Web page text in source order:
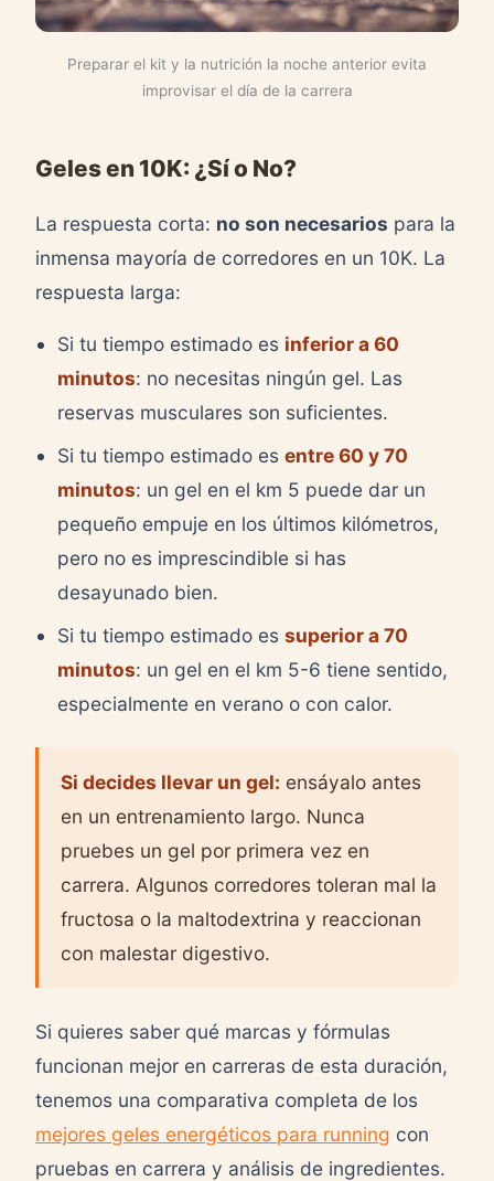
Preparar el kit y la nutrición la noche anterior evita
improvisar el día de la carrera
Geles en 10K: ¿Sí o No?
La respuesta corta: no son necesarios para la
inmensa mayoría de corredores en un 10K. La
respuesta larga:
Si tu tiempo estimado es inferior a 60
minutos: no necesitas ningún gel. Las
reservas musculares son suficientes.
Si tu tiempo estimado es entre 60 y 70
minutos: un gel en el km 5 puede dar un
pequeño empuje en los últimos kilómetros,
pero no es imprescindible si has
desayunado bien.
Si tu tiempo estimado es superior a 70
minutos: un gel en el km 5-6 tiene sentido,
especialmente en verano o con calor.
Si decides llevar un gel: ensáyalo antes
en un entrenamiento largo. Nunca
pruebes un gel por primera vez en
carrera. Algunos corredores toleran mal la
fructosa o la maltodextrina y reaccionan
con malestar digestivo.
Si quieres saber qué marcas y fórmulas
funcionan mejor en carreras de esta duración,
tenemos una comparativa completa de los
mejores geles energéticos para running con
pruebas en carrera y análisis de ingredientes.